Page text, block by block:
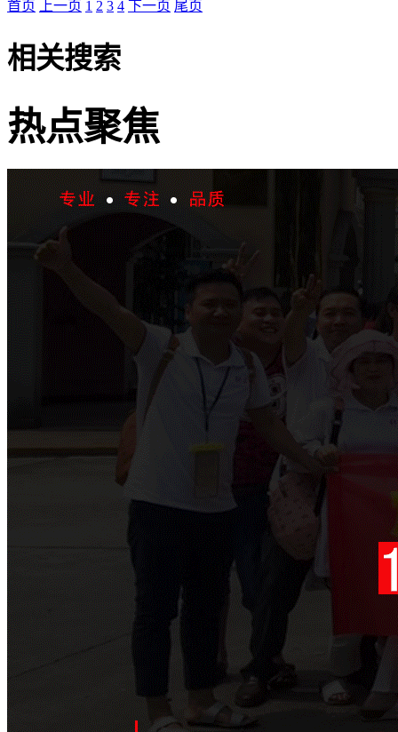
首页 上一页 1 2 3 4 下一页 尾页
相关搜索
热点聚焦